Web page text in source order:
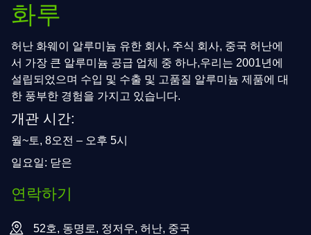
화루
허난 화웨이 알루미늄 유한 회사, 주식 회사, 중국 허난에
서 가장 큰 알루미늄 공급 업체 중 하나,우리는 2001년에
설립되었으며 수입 및 수출 및 고품질 알루미늄 제품에 대
한 풍부한 경험을 가지고 있습니다.
개관 시간:
월~토, 8오전 – 오후 5시
일요일: 닫은
연락하기
52호, 동명로, 정저우, 허난, 중국